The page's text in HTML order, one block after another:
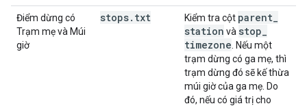
Điểm dừng có
Trạm mẹ và Múi
giờ
stops. txt Kiểm tra cột parent
station và stop
timezone . Nếu một
trạm dừng có ga mẹ, thì
trạm dừng đó sẽ kế thừa
múi giờ của ga mẹ. Do
đó, nếu có giá trị cho